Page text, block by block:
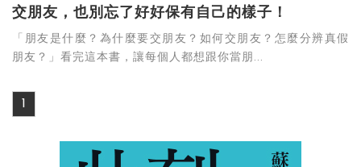
交朋友，也別忘了好好保有自己的樣子！
「朋友是什麼？為什麼要交朋友？如何交朋友？怎麼分辨真假
朋友？」看完這本書，讓每個人都想跟你當朋...
1